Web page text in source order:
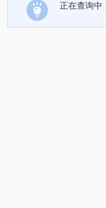
正在查询中